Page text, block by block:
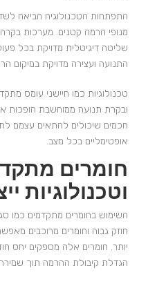
התפתחות הטכנולוגיה הביאה
מנופי הרמה קטנים. מערכות
שליטה דיגיטלית מדויקת בכל
התנועה ועצירה מדויקת במיקום
ובקרת תנועה ממוחשבת הופכות
חכמים שיכולים להתאים עצמם
אופטימליים בכל מצב.
חומרים
וטכנולוגיות
השימוש בחומרים מתקדמים כמו
חוזק גבוה וחומרים מרוכבים
יותר. חומרים אלה מספקים
הגדלת קיבולת ההרמה תוך